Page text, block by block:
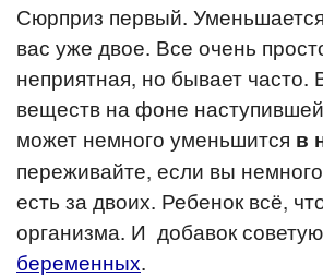
Сюрприз первый.
вас уже двое. Все очень
неприятная, но бывает
веществ на фоне
может немного уменьшится в
переживайте, если вы
есть за двоих. Ребенок всё,
организма. И добавок
беременных.